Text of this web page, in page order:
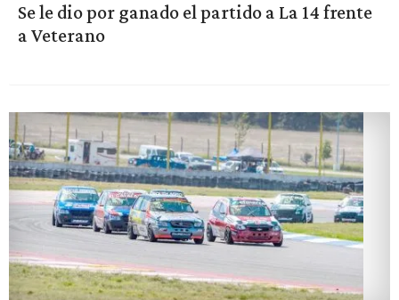
Se le dio por ganado el partido a La 14 frente
a Veterano